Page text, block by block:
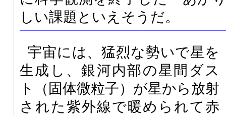
しい課題といえそうだ。
宇宙には、猛烈な勢いで星を
生成し、銀河内部の星間ダス
ト（固体微粒子）が星から放射
された紫外線で暖められて赤